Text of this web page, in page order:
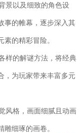
景以及细致的角色设
事的帷幕，逐步深入其
的精彩冒险。
样的解谜方法，将经典
，为玩家带来丰富多元
风格，画面细腻且动画
细琢的画卷。